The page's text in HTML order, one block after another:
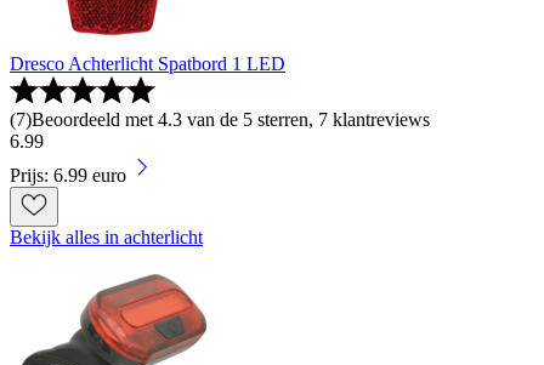
Dresco Achterlicht Spatbord 1 LED
(7)Beoordeeld met 4.3 van de 5 sterren, 7 klantreviews
6.99
Prijs: 6.99 euro
Bekijk alles in achterlicht